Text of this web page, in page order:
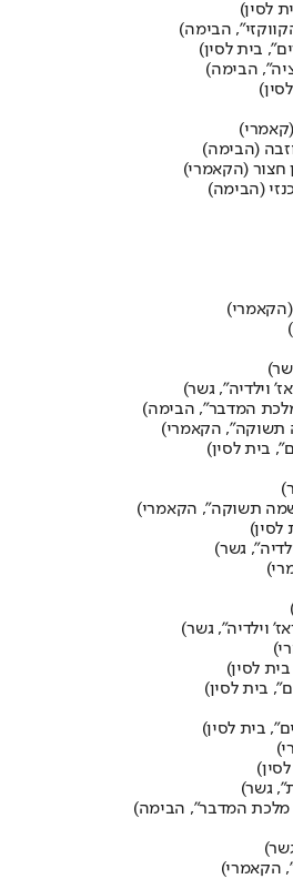
לסין)
הבימה)
בית לסין)
הבימה)
(הבימה)
חצור (הקאמרי)
(הבימה)
וילדיה", גשר)
המדבר", הבימה)
תשוקה", הקאמרי)
בית לסין)
תשוקה", הקאמרי)
לסין)
גשר)
וילדיה", גשר)
לסין)
בית לסין)
בית לסין)
גשר)
מלכת המדבר", הבימה)
הקאמרי)